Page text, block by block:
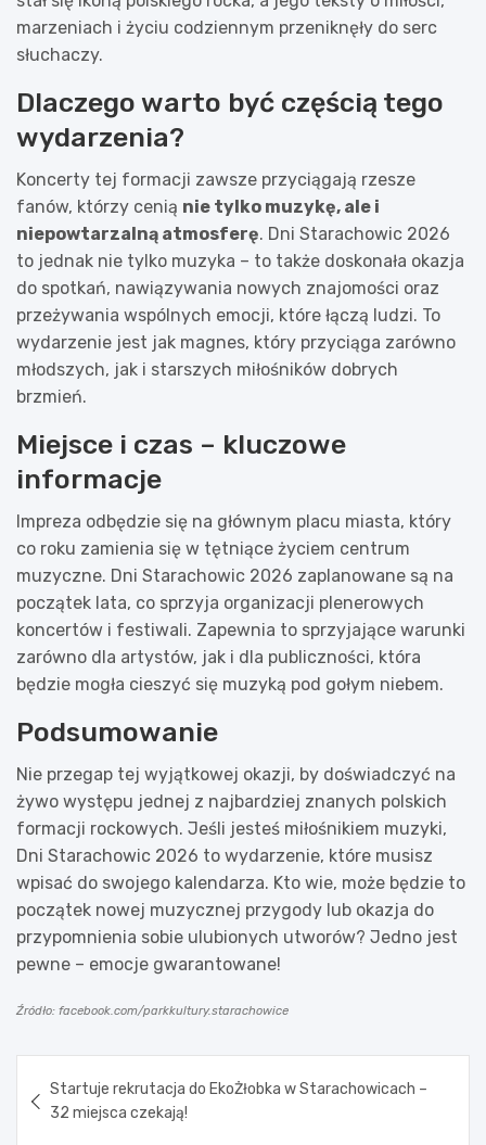
marzeniach i życiu codziennym przeniknęły do serc
słuchaczy.
Dlaczego warto być częścią tego
wydarzenia?
Koncerty tej formacji zawsze przyciągają rzesze
fanów, którzy cenią nie tylko muzykę, ale i
niepowtarzalną atmosferę. Dni Starachowic 2026
to jednak nie tylko muzyka – to także doskonała okazja
do spotkań, nawiązywania nowych znajomości oraz
przeżywania wspólnych emocji, które łączą ludzi. To
wydarzenie jest jak magnes, który przyciąga zarówno
młodszych, jak i starszych miłośników dobrych
brzmień.
Miejsce i czas – kluczowe
informacje
Impreza odbędzie się na głównym placu miasta, który
co roku zamienia się w tętniące życiem centrum
muzyczne. Dni Starachowic 2026 zaplanowane są na
początek lata, co sprzyja organizacji plenerowych
koncertów i festiwali. Zapewnia to sprzyjające warunki
zarówno dla artystów, jak i dla publiczności, która
będzie mogła cieszyć się muzyką pod gołym niebem.
Podsumowanie
Nie przegap tej wyjątkowej okazji, by doświadczyć na
żywo występu jednej z najbardziej znanych polskich
formacji rockowych. Jeśli jesteś miłośnikiem muzyki,
Dni Starachowic 2026 to wydarzenie, które musisz
wpisać do swojego kalendarza. Kto wie, może będzie to
początek nowej muzycznej przygody lub okazja do
przypomnienia sobie ulubionych utworów? Jedno jest
pewne – emocje gwarantowane!
Źródło: facebook.com/parkkultury.starachowice
wpisu
Startuje rekrutacja do EkoŻłobka w Starachowicach –
32 miejsca czekają!